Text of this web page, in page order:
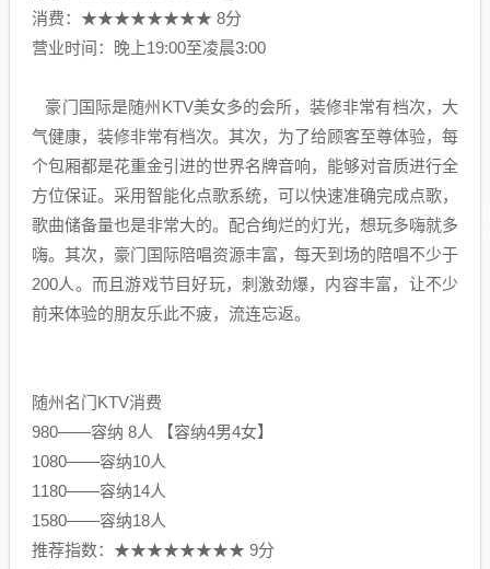
消费：★★★★★★★★ 8分
营业时间：晚上19:00至凌晨3:00
豪门国际是随州KTV美女多的会所，装修非常有档次，大
气健康，装修非常有档次。其次，为了给顾客至尊体验，每
个包厢都是花重金引进的世界名牌音响，能够对音质进行全
方位保证。采用智能化点歌系统，可以快速准确完成点歌，
歌曲储备量也是非常大的。配合绚烂的灯光，想玩多嗨就多
嗨。其次，豪门国际陪唱资源丰富，每天到场的陪唱不少于
200人。而且游戏节目好玩，刺激劲爆，内容丰富，让不少
前来体验的朋友乐此不疲，流连忘返。
随州名门KTV消费
980——容纳 8人 【容纳4男4女】
1080——容纳10人
1180——容纳14人
1580——容纳18人
推荐指数：★★★★★★★★ 9分